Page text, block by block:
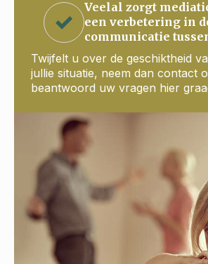
Veelal zorgt
een verbetering in
communicatie
Twijfelt u over de geschiktheid
jullie situatie, neem dan contact
beantwoord uw vragen hier